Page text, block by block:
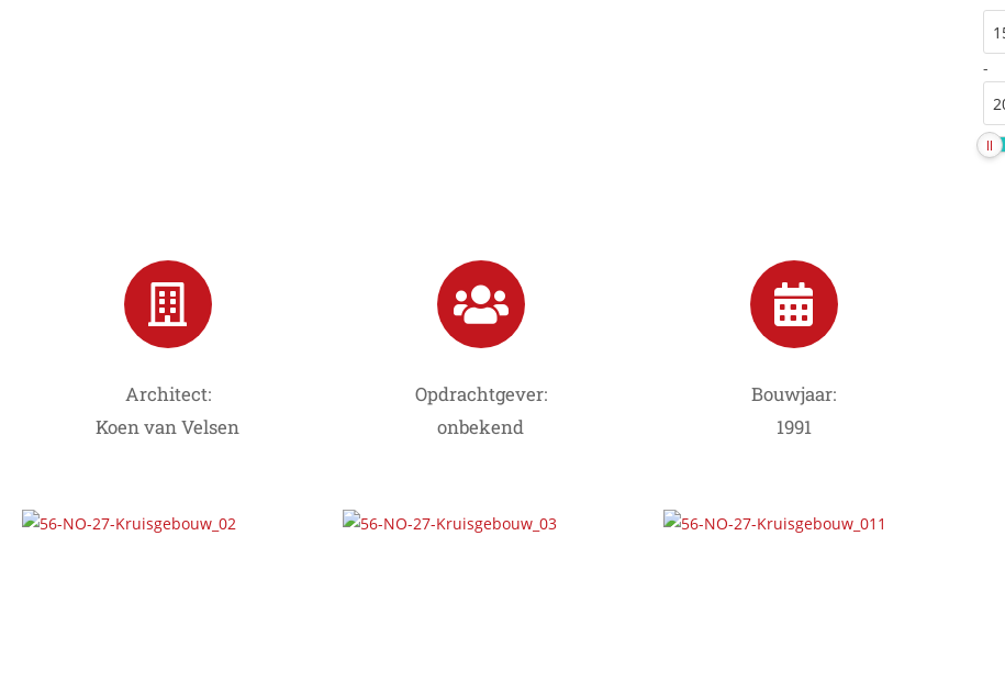
-
Architect:
Koen van Velsen
Opdrachtgever:
onbekend
Bouwjaar:
1991